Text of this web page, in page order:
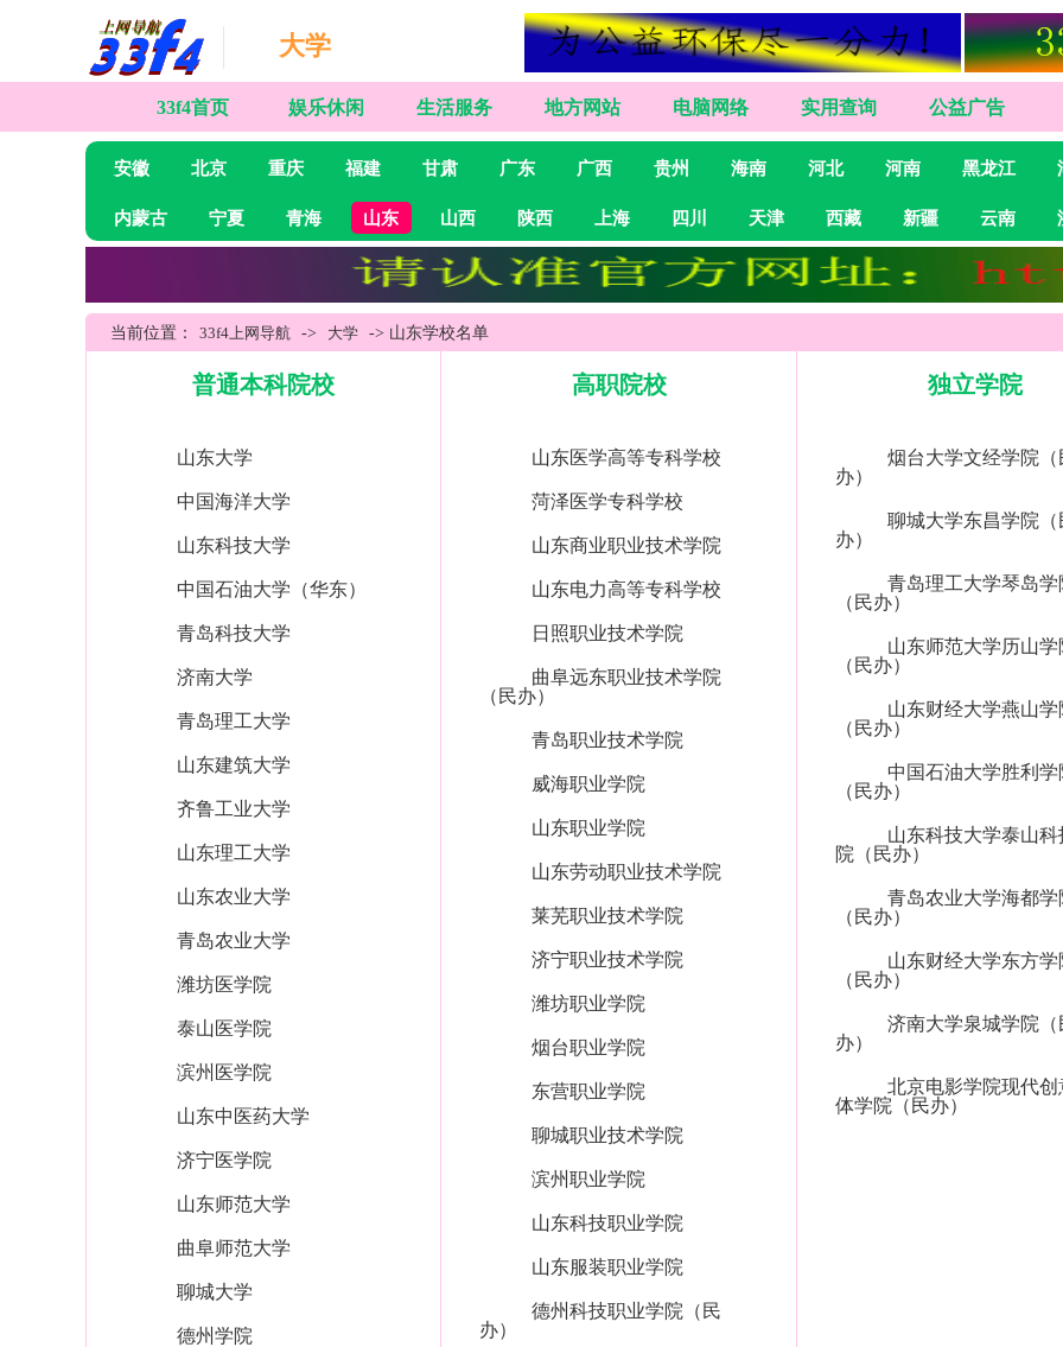
大学
33f4首页 娱乐休闲 生活服务 地方网站 电脑网络 实用查询 公益广告
安徽 北京 重庆 福建 甘肃 广东 广西 贵州 海南 河北 河南 黑龙江
内蒙古 宁夏 青海 山东 山西 陕西 上海 四川 天津 西藏 新疆 云南
当前位置： 33f4上网导航 -> 大学 -> 山东学校名单
普通本科院校 高职院校 独立学院
山东大学
中国海洋大学
山东科技大学
中国石油大学（华东）
青岛科技大学
济南大学
青岛理工大学
山东建筑大学
齐鲁工业大学
山东理工大学
山东农业大学
青岛农业大学
潍坊医学院
泰山医学院
滨州医学院
山东中医药大学
济宁医学院
山东师范大学
曲阜师范大学
聊城大学
德州学院
山东医学高等专科学校
菏泽医学专科学校
山东商业职业技术学院
山东电力高等专科学校
日照职业技术学院
曲阜远东职业技术学院
（民办）
青岛职业技术学院
威海职业学院
山东职业学院
山东劳动职业技术学院
莱芜职业技术学院
济宁职业技术学院
潍坊职业学院
烟台职业学院
东营职业学院
聊城职业技术学院
滨州职业学院
山东科技职业学院
山东服装职业学院
德州科技职业学院（民
办）
烟台大学文经学院（
办）
聊城大学东昌学院（
办）
青岛理工大学琴岛学
（民办）
山东师范大学历山学
（民办）
山东财经大学燕山学
（民办）
中国石油大学胜利学
（民办）
山东科技大学泰山科
院（民办）
青岛农业大学海都学
（民办）
山东财经大学东方学
（民办）
济南大学泉城学院（
办）
北京电影学院现代创
体学院（民办）